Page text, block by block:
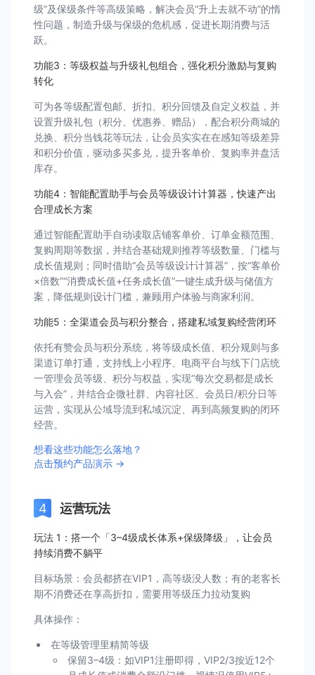
级”及保级条件等高级策略，解决会员“升上去就不动”的惰
性问题，制造升级与保级的危机感，促进长期消费与活
跃。
功能3：等级权益与升级礼包组合，强化积分激励与复购
转化
可为各等级配置包邮、折扣、积分回馈及自定义权益，并
设置升级礼包（积分、优惠券、赠品），配合积分商城的
兑换、积分当钱花等玩法，让会员实实在在感知等级差异
和积分价值，驱动多买多兑，提升客单价、复购率并盘活
库存。
功能4：智能配置助手与会员等级设计计算器，快速产出
合理成长方案
通过智能配置助手自动读取店铺客单价、订单金额范围、
复购周期等数据，并结合基础规则推荐等级数量、门槛与
成长值规则；同时借助“会员等级设计计算器”，按“客单价
×倍数”“消费成长值+任务成长值”一键生成升级与储值方
案，降低规则设计门槛，兼顾用户体验与商家利润。
功能5：全渠道会员与积分整合，搭建私域复购经营闭环
依托有赞会员与积分系统，将等级成长值、积分规则与多
渠道订单打通，支持线上小程序、电商平台与线下门店统
一管理会员等级、积分与权益，实现“每次交易都是成长
与入会”，并结合企微社群、内容社区、会员日/积分日等
运营，实现从公域导流到私域沉淀、再到高频复购的闭环
经营。
想看这些功能怎么落地？
点击预约产品演示 →
运营玩法
玩法 1：搭一个「3–4级成长体系+保级降级」，让会员
持续消费不躺平
目标场景：会员都挤在VIP1，高等级没人数；有的老客长
期不消费还在享高折扣，需要用等级压力拉动复购
具体操作：
在等级管理里精简等级
保留3–4级：如VIP1注册即得，VIP2/3按近12个